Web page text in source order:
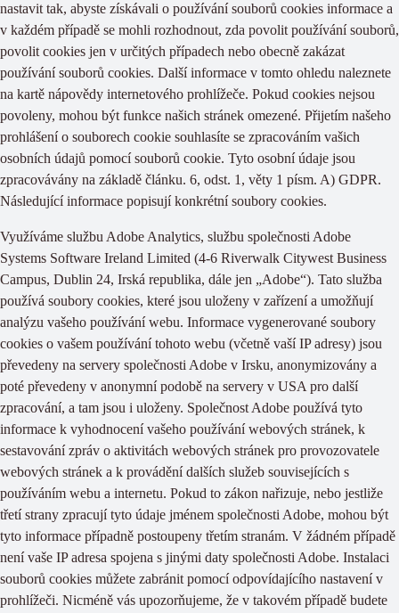
nastavit tak, abyste získávali o používání souborů cookies informace a
v každém případě se mohli rozhodnout, zda povolit používání souborů,
povolit cookies jen v určitých případech nebo obecně zakázat
používání souborů cookies. Další informace v tomto ohledu naleznete
na kartě nápovědy internetového prohlížeče. Pokud cookies nejsou
povoleny, mohou být funkce našich stránek omezené. Přijetím našeho
prohlášení o souborech cookie souhlasíte se zpracováním vašich
osobních údajů pomocí souborů cookie. Tyto osobní údaje jsou
zpracovávány na základě článku. 6, odst. 1, věty 1 písm. A) GDPR.
Následující informace popisují konkrétní soubory cookies.
Využíváme službu Adobe Analytics, službu společnosti Adobe
Systems Software Ireland Limited (4-6 Riverwalk Citywest Business
Campus, Dublin 24, Irská republika, dále jen „Adobe“). Tato služba
používá soubory cookies, které jsou uloženy v zařízení a umožňují
analýzu vašeho používání webu. Informace vygenerované soubory
cookies o vašem používání tohoto webu (včetně vaší IP adresy) jsou
převedeny na servery společnosti Adobe v Irsku, anonymizovány a
poté převedeny v anonymní podobě na servery v USA pro další
zpracování, a tam jsou i uloženy. Společnost Adobe používá tyto
informace k vyhodnocení vašeho používání webových stránek, k
sestavování zpráv o aktivitách webových stránek pro provozovatele
webových stránek a k provádění dalších služeb souvisejících s
používáním webu a internetu. Pokud to zákon nařizuje, nebo jestliže
třetí strany zpracují tyto údaje jménem společnosti Adobe, mohou být
tyto informace případně postoupeny třetím stranám. V žádném případě
není vaše IP adresa spojena s jinými daty společnosti Adobe. Instalaci
souborů cookies můžete zabránit pomocí odpovídajícího nastavení v
prohlížeči. Nicméně vás upozorňujeme, že v takovém případě budete